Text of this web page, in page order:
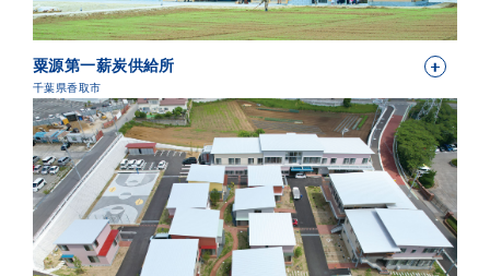
粟源第一薪炭供給所
千葉県香取市